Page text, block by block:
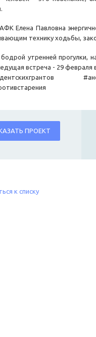
Елена Павловна
технику ходьбы,
утренней прогулки,
встреча - 29 февраля
ПРОЕКТ
к списку